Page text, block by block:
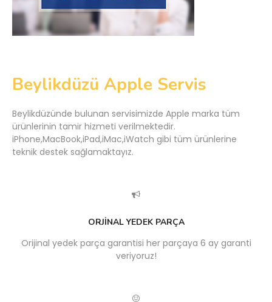
Beylikdüzü Apple Servis
Beylikdüzünde bulunan servisimizde Apple marka tüm
ürünlerinin tamir hizmeti verilmektedir.
iPhone,MacBook,iPad,iMac,iWatch gibi tüm ürünlerine
teknik destek sağlamaktayız.
ORJİNAL YEDEK PARÇA
Orijinal yedek parça garantisi her parçaya 6 ay garanti
veriyoruz!